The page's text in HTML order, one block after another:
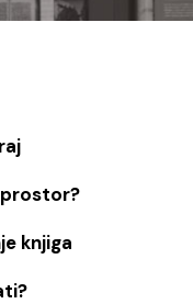
knjiga